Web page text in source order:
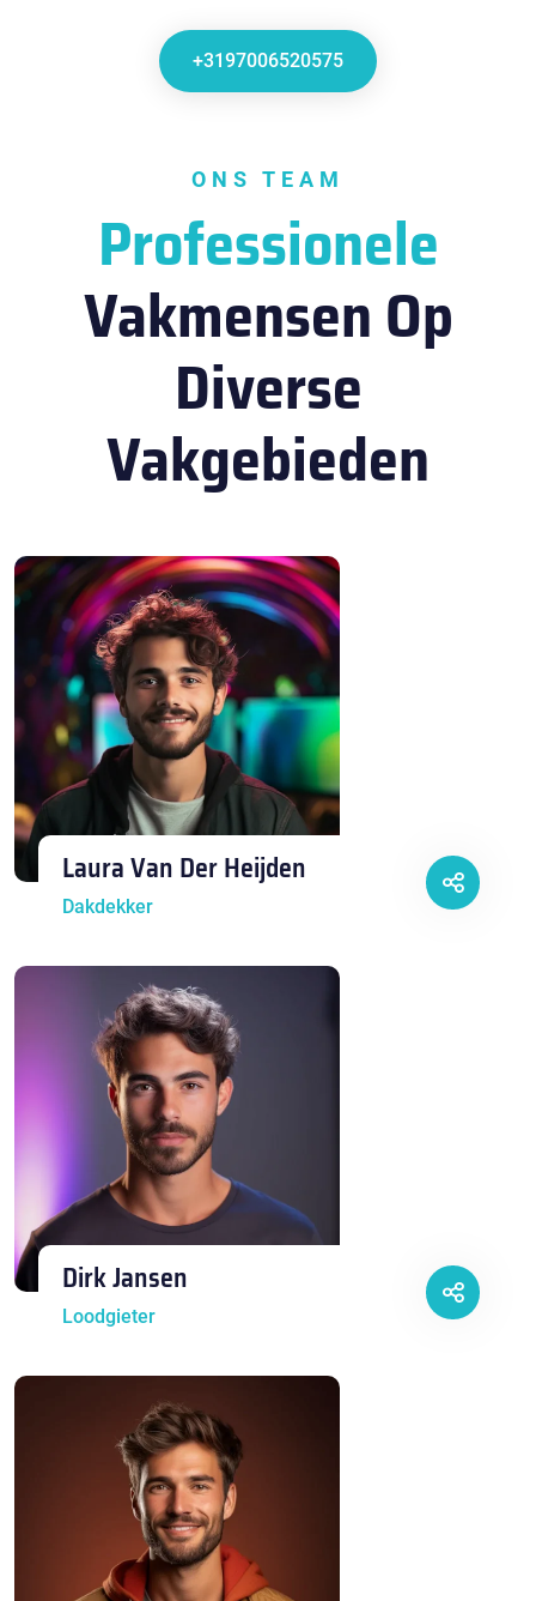
+3197006520575
ONS TEAM
Professionele
Vakmensen Op
Diverse
Vakgebieden
Laura Van Der Heijden
Dakdekker
Dirk Jansen
Loodgieter